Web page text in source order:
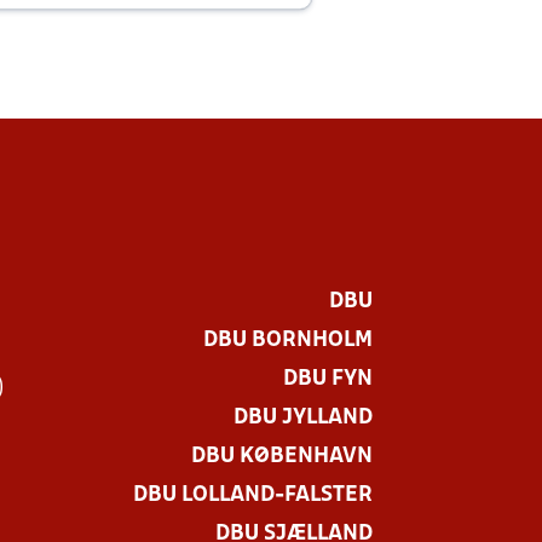
DBU
DBU BORNHOLM
DBU FYN
DBU JYLLAND
DBU KØBENHAVN
DBU LOLLAND-FALSTER
DBU SJÆLLAND